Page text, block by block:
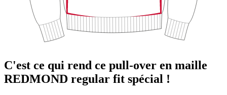
C'est ce qui rend ce pull-over en maille
REDMOND regular fit spécial !